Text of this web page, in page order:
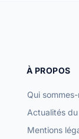
À PROPOS
Qui
Actualités
Mentions